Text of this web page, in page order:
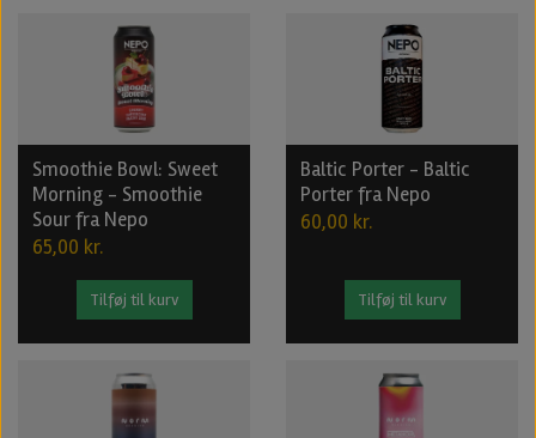
Smoothie Bowl: Sweet
Morning - Smoothie
Sour fra Nepo
65,00 kr.
Tilføj til kurv
Baltic Porter - Baltic
Porter fra Nepo
60,00 kr.
Tilføj til kurv